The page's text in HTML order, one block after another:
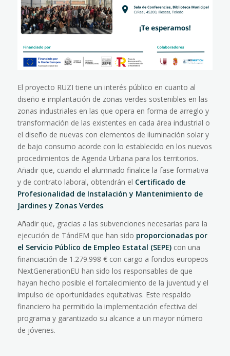
El proyecto RUZI tiene un interés público en cuanto al
diseño e implantación de zonas verdes sostenibles en las
zonas industriales en las que opera en forma de arreglo y
transformación de las existentes en cada área industrial o
el diseño de nuevas con elementos de iluminación solar y
de bajo consumo acorde con lo establecido en los nuevos
procedimientos de Agenda Urbana para los territorios.
Añadir que, cuando el alumnado finalice la fase formativa
y de contrato laboral, obtendrán el Certificado de
Profesionalidad de Instalación y Mantenimiento de
Jardines y Zonas Verdes.
Añadir que, gracias a las subvenciones necesarias para la
ejecución de TándEM que han sido proporcionadas por
el Servicio Público de Empleo Estatal (SEPE)con una
financiación de 1.279.998 € con cargo a fondos europeos
NextGenerationEU han sido los responsables de que
hayan hecho posible el fortalecimiento de la juventud y el
impulso de oportunidades equitativas. Este respaldo
financiero ha permitido la implementación efectiva del
programa y garantizado su alcance a un mayor número
de jóvenes.